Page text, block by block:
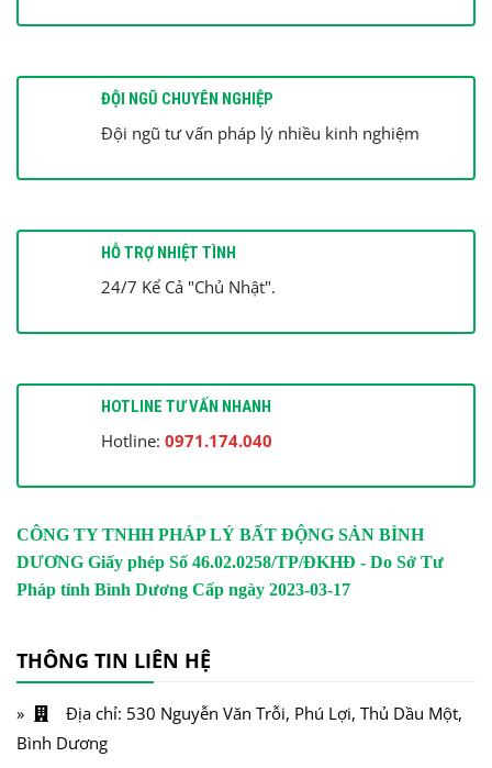
ĐỘI NGŨ CHUYÊN NGHIỆP
Đội ngũ tư vấn pháp lý nhiều kinh nghiệm
HỖ TRỢ NHIỆT TÌNH
24/7 Kể Cả "Chủ Nhật".
HOTLINE TƯ VẤN NHANH
Hotline: 0971.174.040
CÔNG TY TNHH PHÁP LÝ BẤT ĐỘNG SẢN BÌNH
DƯƠNG Giấy phép Số 46.02.0258/TP/ĐKHĐ - Do Sở Tư
Pháp tỉnh Bình Dương Cấp ngày 2023-03-17
THÔNG TIN LIÊN HỆ
Địa chỉ: 530 Nguyễn Văn Trỗi, Phú Lợi, Thủ Dầu Một,
Bình Dương